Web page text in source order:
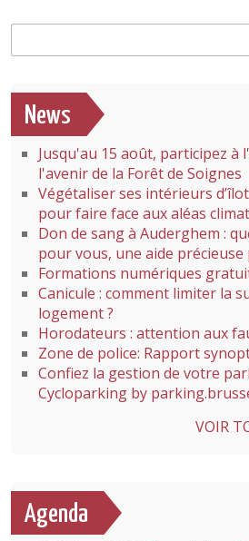
News
Jusqu'au 15 août, participez à
l'avenir de la Forêt de Soignes
Végétaliser ses intérieurs
pour faire face aux aléas
Don de sang à Auderghem :
pour vous, une aide
Formations numériques
Canicule : comment limiter la
logement ?
Horodateurs : attention aux
Zone de police: Rapport
Confiez la gestion de votre
Cycloparking by
VOIR
Agenda